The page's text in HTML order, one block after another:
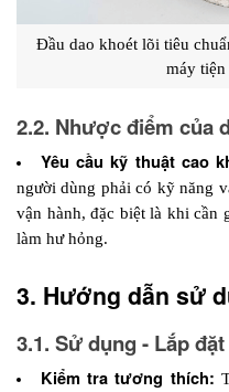
Đầu dao khoét lõi tiêu
máy
2.2. Nhược điểm của
Yêu cầu kỹ thuật cao
người dùng phải có kỹ năng
vận hành, đặc biệt là khi cần
làm hư hỏng.
3. Hướng dẫn sử
3.1. Sử dụng - Lắp đặt
Kiểm tra tương thích: